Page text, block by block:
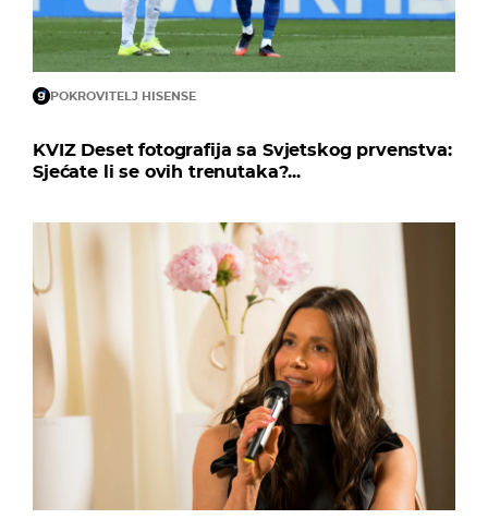
POKROVITELJ HISENSE
KVIZ Deset fotografija sa Svjetskog prvenstva:
Sjećate li se ovih trenutaka?...